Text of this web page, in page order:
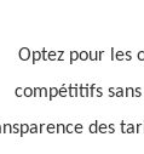
Optez pour les
compétitifs
des